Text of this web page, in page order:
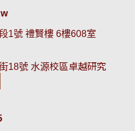
1號 禮賢樓 6樓608室
18號 水源校區卓越研究